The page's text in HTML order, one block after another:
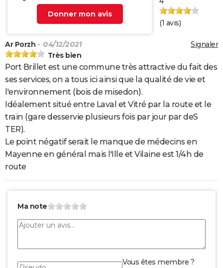
Donner mon avis
(1 avis)
Signaler
Ar Porzh - 04/12/2021
Très bien
Port Brillet est une commune très attractive du fait des
ses services, on a tous ici ainsi que la qualité de vie et
l'environnement (bois de misedon).
Idéalement situé entre Laval et Vitré par la route et le
train (gare desservie plusieurs fois par jour par deS
TER).
Le point négatif serait le manque de médecins en
Mayenne en général mais l'Ille et Vilaine est 1/4h de
route
Ma note
Vous êtes membre ?